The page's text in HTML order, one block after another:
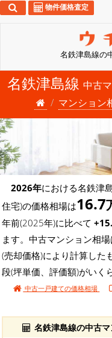
名鉄津島線の
物件価格査定
名鉄津島線 中古
マンション
2026年における名鉄津
住宅)の価格相場は16.7
年前(2025年)に比べて
ます。中古マンション相
(売却価格)により計算した
段(坪単価、評価額)がいく
中古一戸建ての価格相場
名鉄津島線の中古